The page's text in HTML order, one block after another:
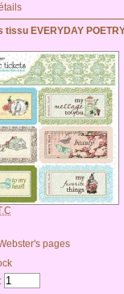
tissu EVERYDAY
pages